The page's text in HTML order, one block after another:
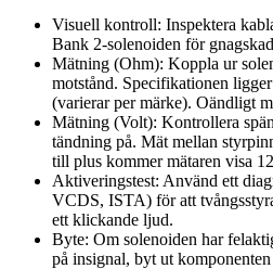
Visuell kontroll: Inspektera
Bank 2-solenoiden för
Mätning (Ohm): Koppla ur
motstånd. Specifikationen
(varierar per märke). Oändligt
Mätning (Volt): Kontrollera
tändning på. Mät mellan
till plus kommer mätaren visa
Aktiveringstest: Använd ett
VCDS, ISTA) för att
ett klickande ljud.
Byte: Om solenoiden har
på insignal, byt ut